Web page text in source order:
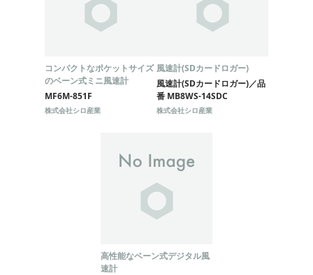
コンパクトなポケットサイズ
のベーン式ミニ風速計
MF6M-851F
株式会社シロ産業
風速計(SDカードロガー)
風速計(SDカードロガー)／品
番 MB8WS-14SDC
株式会社シロ産業
高性能なベーン式デジタル風
速計